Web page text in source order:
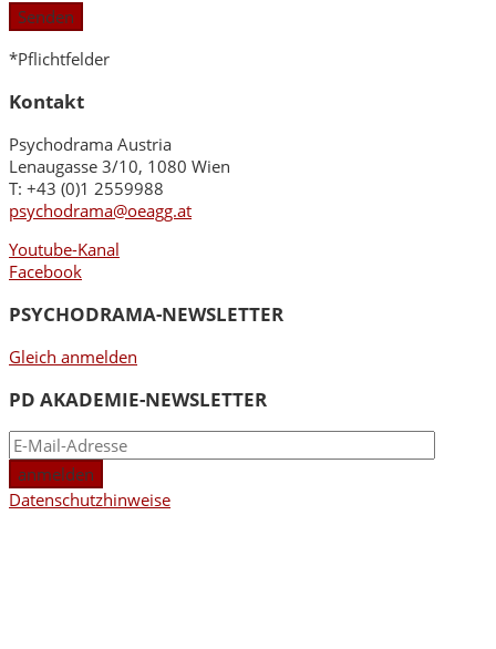
lasse
dieses
Feld
*Pflichtfelder
Kontakt
Psychodrama Austria
Lenaugasse 3/10, 1080 Wien
T: +43 (0)1 2559988
psychodrama@oeagg.at
Youtube-Kanal
Facebook
PSYCHODRAMA-NEWSLETTER
Gleich anmelden
PD AKADEMIE-NEWSLETTER
Datenschutzhinweise